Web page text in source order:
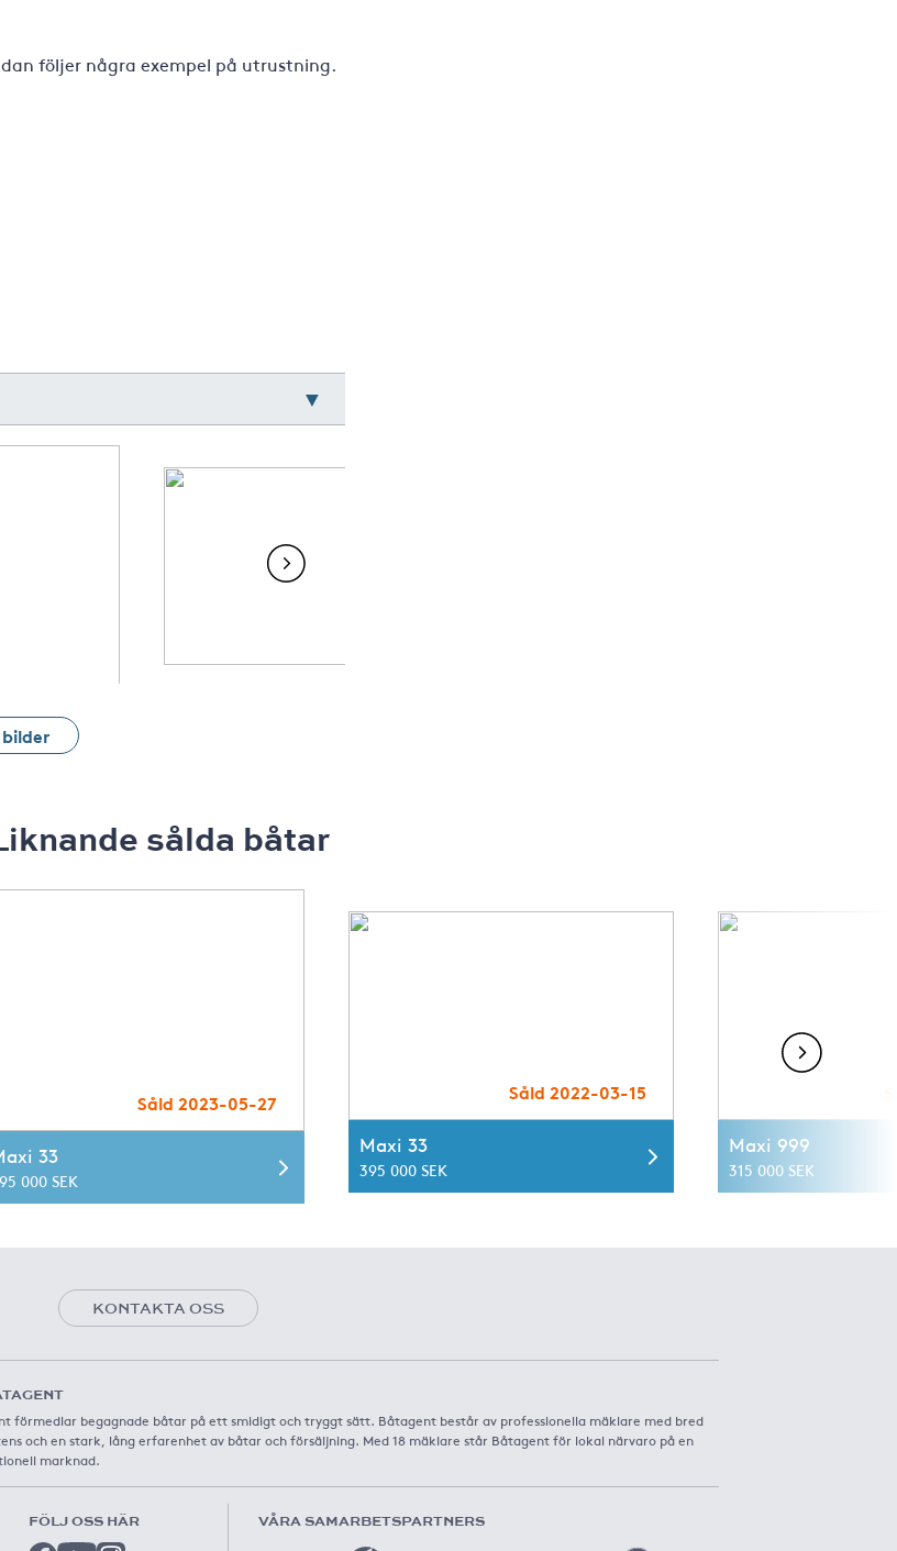
följer några exempel på utrustning.
sålda båtar
Såld 2023-05-27
33
000 SEK
Såld 2022-03-15
Maxi 33
395 000 SEK
Maxi 999
315 000 SEK
KONTAKTA OSS
förmedlar begagnade båtar på ett smidigt och tryggt sätt. Båtagent består av professionella mäklare med bred
och en stark, lång erfarenhet av båtar och försäljning. Med 18 mäklare står Båtagent för lokal närvaro på en
marknad.
FÖLJ OSS HÄR VÅRA SAMARBETSPARTNERS